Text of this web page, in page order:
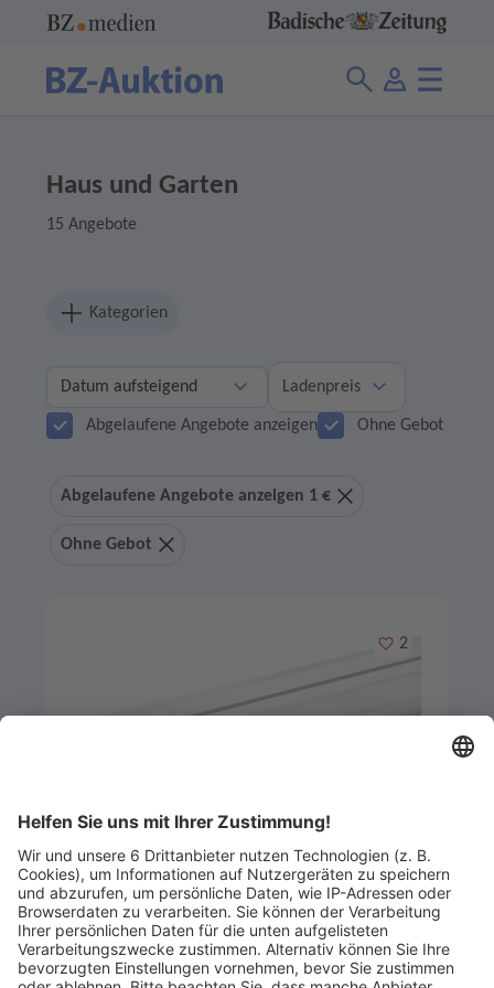
Haus und Garten
15 Angebote
Kategorien
Ladenpreis
Abgelaufene Angebote anzeigen Ohne Gebot
Abgelaufene Angebote anzeigen 1 €
Ohne Gebot
Merken
2
Artikel-ID: 3743 0
Aluminium-Unterkonstruktion z.B.
für Terrassen
Frank Holz GmbH